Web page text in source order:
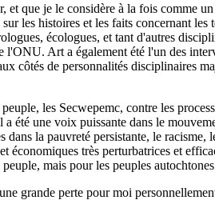
que je le considère à la fois comme
les histoires et les faits concernant les
écologues, et tant d'autres
l'ONU. Art a également été l'un des
de personnalités disciplinaires
les Secwepemc, contre les
été une voix puissante dans le
la pauvreté persistante, le racisme,
très perturbatrices et
mais pour les peuples
grande perte pour moi